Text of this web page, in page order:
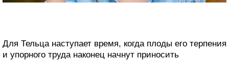
Для Тельца наступает время, когда плоды его терпения
и упорного труда наконец начнут приносить